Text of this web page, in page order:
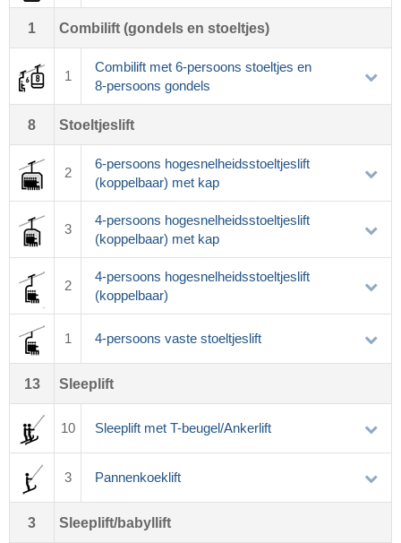
1 Combilift (gondels en stoeltjes)
1
Combilift met 6-persoons stoeltjes en
8-persoons gondels
8 Stoeltjeslift
2
6-persoons hogesnelheidsstoeltjeslift
(koppelbaar) met kap
3
4-persoons hogesnelheidsstoeltjeslift
(koppelbaar) met kap
2
4-persoons hogesnelheidsstoeltjeslift
(koppelbaar)
1 4-persoons vaste stoeltjeslift
13 Sleeplift
10 Sleeplift met T-beugel/Ankerlift
3 Pannenkoeklift
3 Sleeplift/babyllift